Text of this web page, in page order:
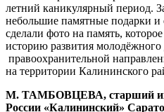
летний каникулярный период.
небольшие памятные подарки и
сделали фото на память,
историю развития
правоохранительной
на территории Калининского
М. ТАМБОВЦЕВА, старший
России «Калининский»